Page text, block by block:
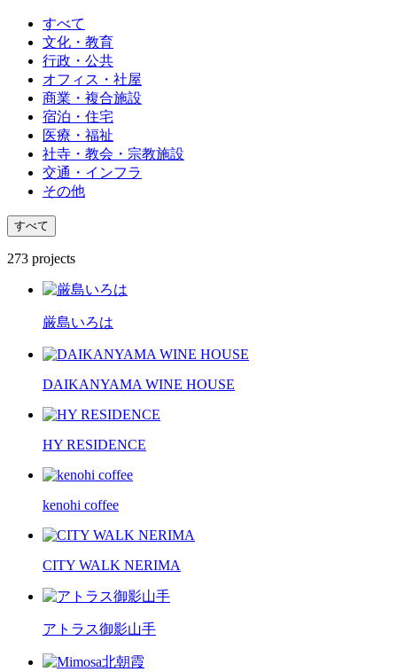
すべて
文化・教育
行政・公共
オフィス・社屋
商業・複合施設
宿泊・住宅
医療・福祉
社寺・教会・宗教施設
交通・インフラ
その他
すべて
273 projects
厳島いろは
DAIKANYAMA WINE HOUSE
HY RESIDENCE
kenohi coffee
CITY WALK NERIMA
アトラス御影山手